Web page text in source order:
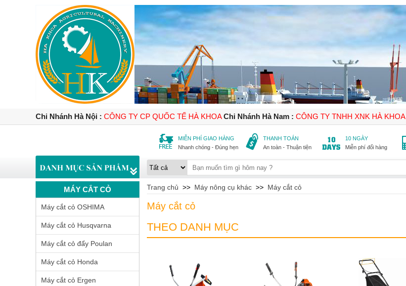
Chi Nhánh Hà Nội : CÔNG TY CP QUỐC TẾ HÀ KHOAChi Nhánh Hà Nam : CÔNG TY TNHH XNK HÀ KHOA
MIỄN PHÍ GIAO HÀNG
Nhanh chóng - Đúng hẹn
THANH TOÁN
An toàn - Thuận tiện
10 NGÀY
Miễn phí đổi hàng
MÁY CẮT CỎ
Máy cắt cỏ OSHIMA
Máy cắt cỏ Husqvarna
Máy cắt cỏ đẩy Poulan
Máy cắt cỏ Honda
Máy cắt cỏ Ergen
Trang chủ >> Máy nông cụ khác >> Máy cắt cỏ
Máy cắt cỏ
THEO DANH MỤC